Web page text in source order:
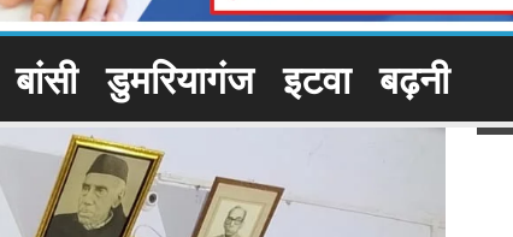
बांसी डुमरियागंज इटवा बढ़नी